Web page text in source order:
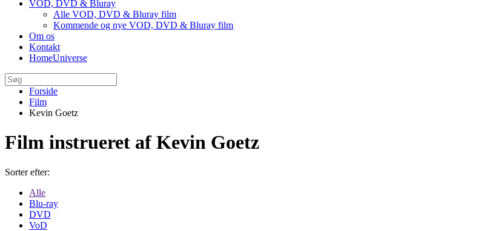
VOD, DVD & Bluray
Alle VOD, DVD & Bluray film
Kommende og nye VOD, DVD & Bluray film
Om os
Kontakt
HomeUniverse
Forside
Film
Kevin Goetz
Film instrueret af Kevin Goetz
Sorter efter:
Alle
Blu-ray
DVD
VoD